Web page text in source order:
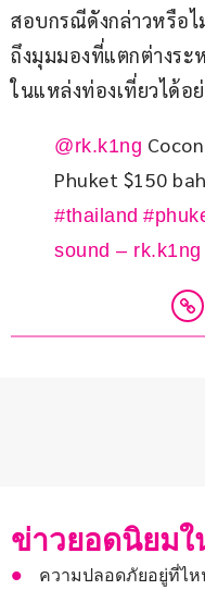
สอบกรณีดังกล่าวหรือ
ถึงมุมมองที่แตกต่างระ
ในแหล่งท่องเที่ยวได้อ
@rk.k1ng
Phuket $150
#thailand
sound – rk.k1ng
ข่าวยอดนิยม
ความปลอดภัยอยู่ที่ไห